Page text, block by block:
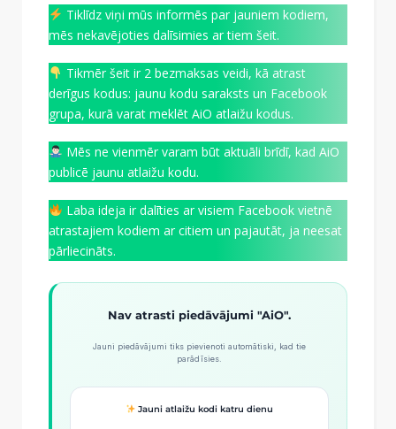
Tiklīdz viņi mūs informēs par jauniem kodiem,
mēs nekavējoties dalīsimies ar tiem šeit.
Tikmēr šeit ir 2 bezmaksas veidi, kā atrast
derīgus kodus: jaunu kodu saraksts un Facebook
grupa, kurā varat meklēt AiO atlaižu kodus.
Mēs ne vienmēr varam būt aktuāli brīdī, kad AiO
publicē jaunu atlaižu kodu.
Laba ideja ir dalīties ar visiem Facebook vietnē
atrastajiem kodiem ar citiem un pajautāt, ja neesat
pārliecināts.
Nav atrasti piedāvājumi "AiO".
Jauni piedāvājumi tiks pievienoti automātiski, kad tie
parādīsies.
Jauni atlaižu kodi katru dienu